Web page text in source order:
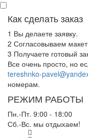
Как сделать заказ
1 Вы делаете заявку.
2 Согласовываем
3 Получаете готовый
Все очень просто, но
tereshnko-
номерам.
РЕЖИМ РАБОТЫ
Пн.-Пт. 9:00 - 18:00
Сб.-Вс. мы отдыхаем!